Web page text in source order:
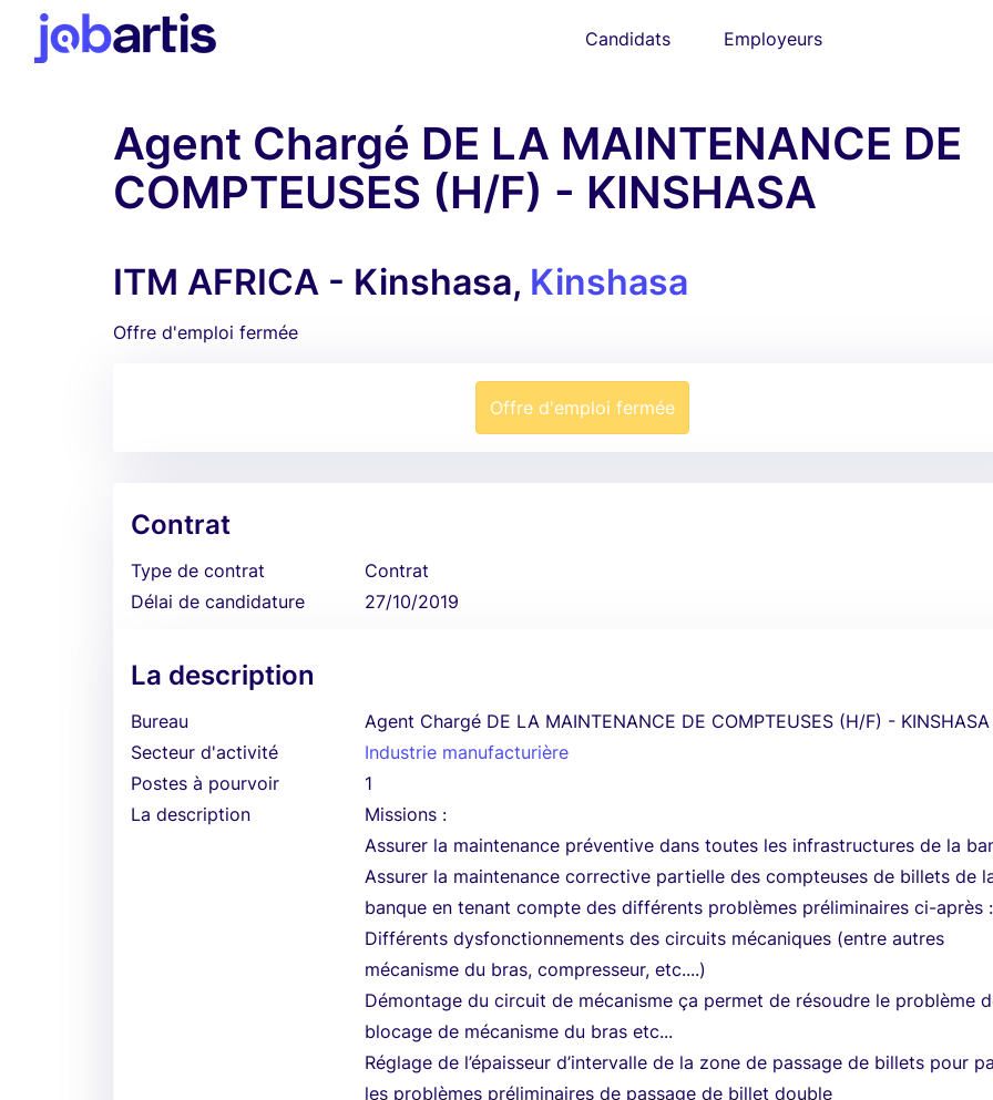
Candidats Employeurs
Agent Chargé DE LA MAINTENANCE DE
COMPTEUSES (H/F) - KINSHASA
ITM AFRICA - Kinshasa, Kinshasa
Offre d'emploi fermée
Offre d'emploi fermée
Contrat
Type de contrat
Contrat
Délai de candidature
27/10/2019
La description
Bureau
Agent Chargé DE LA MAINTENANCE DE COMPTEUSES (H/F) - KINSHASA
Secteur d'activité
Industrie manufacturière
Postes à pourvoir
1
La description
Missions :
Assurer la maintenance préventive dans toutes les infrastructures de la
Assurer la maintenance corrective partielle des compteuses de billets de
banque en tenant compte des différents problèmes préliminaires ci-après :
Différents dysfonctionnements des circuits mécaniques (entre autres
mécanisme du bras, compresseur, etc....)
Démontage du circuit de mécanisme ça permet de résoudre le problème
blocage de mécanisme du bras etc...
Réglage de l’épaisseur d’intervalle de la zone de passage de billets pour
les problèmes préliminaires de passage de billet double